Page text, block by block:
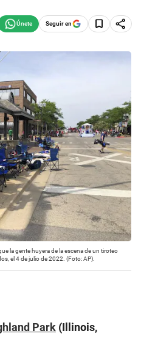
Seguir en
la gente huyera de la escena de un tiroteo
el 4 de julio de 2022. (Foto: AP).
Park (Illinois,